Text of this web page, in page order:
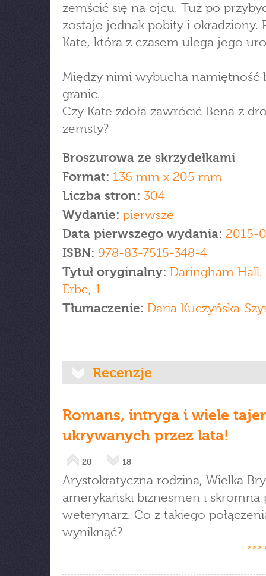
zemścić się na ojcu. Tuż po
zostaje jednak pobity i okradziony.
Kate, która z czasem ulega jego
Między nimi wybucha namiętność
granic.
Czy Kate zdoła zawrócić Bena z
zemsty?
Broszurowa ze skrzydełkami
Format: 136 mm x 205 mm
Liczba stron: 304
Wydanie: pierwsze
Data pierwszego wydania: 2015-
ISBN: 978-83-7515-348-4
Tytuł oryginalny: Daringham Hall.
Erbe, 1
Tłumaczenie: Daria Kuczyńska-
Recenzje
Romans, intryga i wiele
ukrywanych przez lata!
20 18
Arystokratyczna rodzina, Wielka
amerykański biznesmen i skromna
weterynarz. Co z takiego
wyniknąć?
>>>